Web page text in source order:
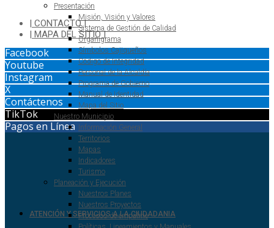
ATENCIÓN Y SERVICIOS A LA CIUDADANIA
| CONTACTO |
| MAPA DEL SITIO |
Facebook
Youtube
Instagram
X
Contáctenos
TikTok
Pagos en Línea